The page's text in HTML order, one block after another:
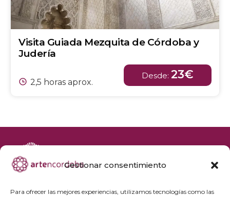
Gestionar consentimiento
Para ofrecer las mejores experiencias, utilizamos tecnologías como las
Visita Guiada Mezquita de Córdoba y
Judería
2,5 horas aprox.
Desde: 23€